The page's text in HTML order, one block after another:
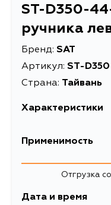
ST-D350-
ручника
Бренд: SAT
Артикул: ST-
Страна: Тайвань
Характеристики
Описание
Применимость
MazdaОтгрузка
Дата и время